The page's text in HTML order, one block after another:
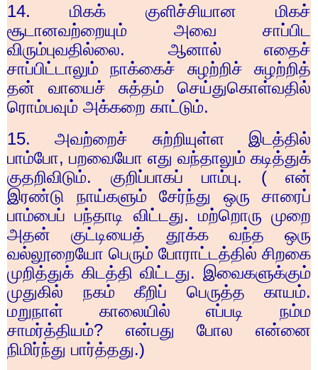
14.மிகக் குளிச்சியான மிகச்
சூடானவற்றையும் அவை சாப்பிட
விரும்புவதில்லை. ஆனால் எதைச்
சாப்பிட்டாலும் நாக்கைச் சுழற்றிச் சுழற்றித்
தன் வாயைச் சுத்தம் செய்துகொள்வதில்
ரொம்பவும் அக்கறை காட்டும்.
15.அவற்றைச் சுற்றியுள்ள இடத்தில்
பாம்போ, பறவையோ எது வந்தாலும் கடித்துக்
குதறிவிடும். குறிப்பாகப் பாம்பு. ( என்
இரண்டு நாய்களும் சேர்ந்து ஒரு சாரைப்
பாம்பைப் பந்தாடி விட்டது. மற்றொரு முறை
அதன் குட்டியைத் தூக்க வந்த ஒரு
வல்லூறையோ பெரும் போராட்டத்தில் சிறகை
முறித்துக் கிடத்தி விட்டது. இவைகளுக்கும்
முதுகில் நகம் கீறிப் பெருத்த காயம்.
மறுநாள் காலையில் எப்படி நம்ம
சாமர்த்தியம்? என்பது போல என்னை
நிமிர்ந்து பார்த்தது.)